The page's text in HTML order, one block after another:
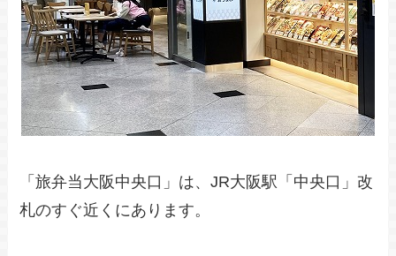
「旅弁当大阪中央口」は、JR大阪駅「中央口」改
札のすぐ近くにあります。